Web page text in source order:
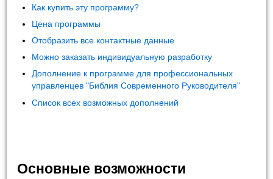
Как купить эту программу?
Цена программы
Отобразить все контактные данные
Можно заказать индивидуальную разработку
Дополнение к программе для профессиональных
управленцев "Библия Современного Руководителя"
Список всех возможных дополнений
Основные возможности